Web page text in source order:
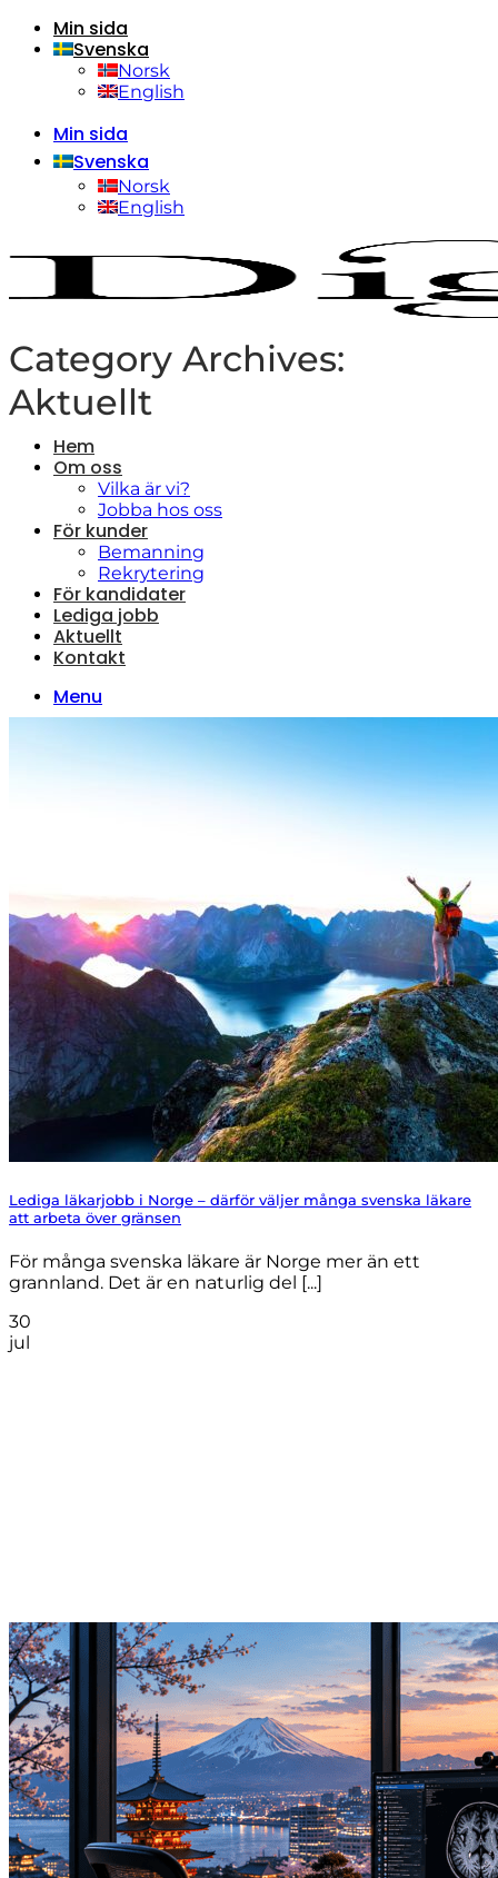
Skip
content
Min sida
Svenska
Norsk
English
Min sida
Svenska
Norsk
English
Hem
Om oss
Vilka är vi?
Jobba hos oss
För kunder
Bemanning
Rekrytering
För kandidater
Lediga jobb
Aktuellt
Kontakt
Menu
Category Archives:
Aktuellt
Lediga läkarjobb i Norge – därför väljer många svenska läkare
att arbeta över gränsen
För många svenska läkare är Norge mer än ett
grannland. Det är en naturlig del [...]
30
jul